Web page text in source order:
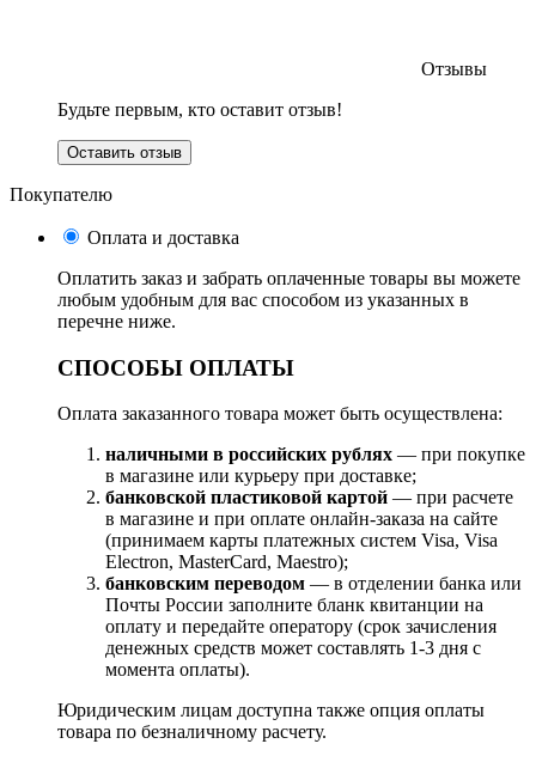
Отзывы
Будьте первым, кто оставит отзыв!
Оставить отзыв
Покупателю
Оплата и доставка
Оплатить заказ и забрать оплаченные товары вы можете
любым удобным для вас способом из указанных в
перечне ниже.
СПОСОБЫ ОПЛАТЫ
Оплата заказанного товара может быть осуществлена:
наличными в российских рублях — при покупке
в магазине или курьеру при доставке;
банковской пластиковой картой — при расчете
в магазине и при оплате онлайн-заказа на сайте
(принимаем карты платежных систем Visa, Visa
Electron, MasterCard, Maestro);
банковским переводом — в отделении банка или
Почты России заполните бланк квитанции на
оплату и передайте оператору (срок зачисления
денежных средств может составлять 1-3 дня с
момента оплаты).
Юридическим лицам доступна также опция оплаты
товара по безналичному расчету.